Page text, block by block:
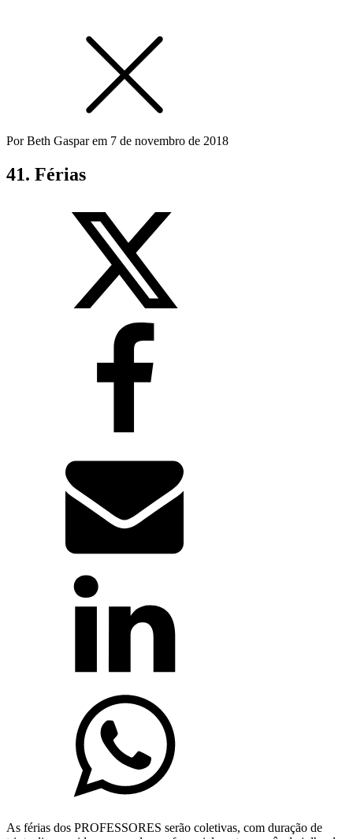
PorBeth Gasparem 7 de novembro de 2018
41. Férias
As férias dos PROFESSORES serão coletivas, com duração de